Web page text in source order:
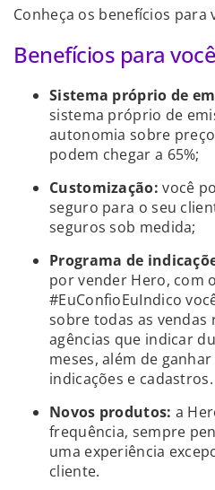
Conheça os benefícios para
Benefícios para
Sistema próprio de
sistema próprio de
autonomia sobre
podem chegar a 65%;
Customização: você
seguro para o seu
seguros sob medida;
Programa de
por vender Hero, com
#EuConfioEuIndico
sobre todas as vendas
agências que indicar
meses, além de
indicações e
Novos produtos: a
frequência, sempre
uma experiência
cliente.